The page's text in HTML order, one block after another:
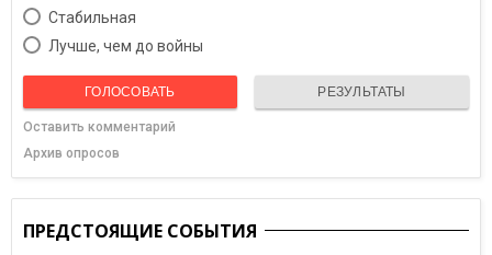
Cтабильная
Лучше, чем до войны
ГОЛОСОВАТЬ РЕЗУЛЬТАТЫ
Оставить комментарий
Архив опросов
ПРЕДСТОЯЩИЕ СОБЫТИЯ